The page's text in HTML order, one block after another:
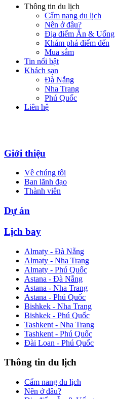
Thông tin du lịch
Cẩm nang du lịch
Nên ở đâu?
Địa điểm Ăn & Uống
Khám phá điểm đến
Mua sắm
Tin nổi bật
Khách sạn
Đà Nẵng
Nha Trang
Phú Quốc
Liên hệ
Giới thiệu
Về chúng tôi
Ban lãnh đạo
Thành viên
Dự án
Lịch bay
Almaty - Đà Nẵng
Almaty - Nha Trang
Almaty - Phú Quốc
Astana - Đà Nẵng
Astana - Nha Trang
Astana - Phú Quốc
Bishkek - Nha Trang
Bishkek - Phú Quốc
Tashkent - Nha Trang
Tashkent - Phú Quốc
Đài Loan - Phú Quốc
Thông tin du lịch
Cẩm nang du lịch
Nên ở đâu?